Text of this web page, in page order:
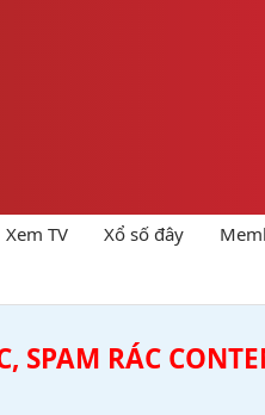
Xem TV Xổ số đây
SPAM RÁC